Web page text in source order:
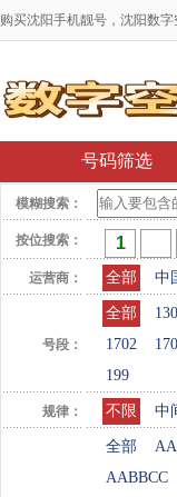
购买沈阳手机靓号，沈阳数字
号码筛选
模糊搜索：
按位搜索：
运营商： 全部 中
号段：
全部 130
1702
199
规律： 不限 中
全部
AABBCC